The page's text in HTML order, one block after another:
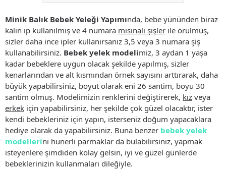
Minik Balık Bebek Yeleği Yapımında, bebe yününden biraz
kalın ip kullanılmış ve 4 numara misinalı şişler ile örülmüş,
sizler daha ince ipler kullanırsanız 3,5 veya 3 numara şiş
kullanabilirsiniz. Bebek yelek modelimiz, 3 aydan 1 yaşa
kadar bebeklere uygun olacak şekilde yapılmış, sizler
kenarlarından ve alt kısmından örnek sayısını arttırarak, daha
büyük yapabilirsiniz, boyut olarak eni 26 santim, boyu 30
santim olmuş. Modelimizin renklerini değiştirerek, kız veya
erkek için yapabilirsiniz, her şekilde çok güzel olacaktır, ister
kendi bebekleriniz için yapın, isterseniz doğum yapacaklara
hediye olarak da yapabilirsiniz. Buna benzer bebek yelek
modellerini hünerli parmaklar da bulabilirsiniz, yapmak
isteyenlere şimdiden kolay gelsin, iyi ve güzel günlerde
bebeklerinizin kullanmaları dileğiyle.